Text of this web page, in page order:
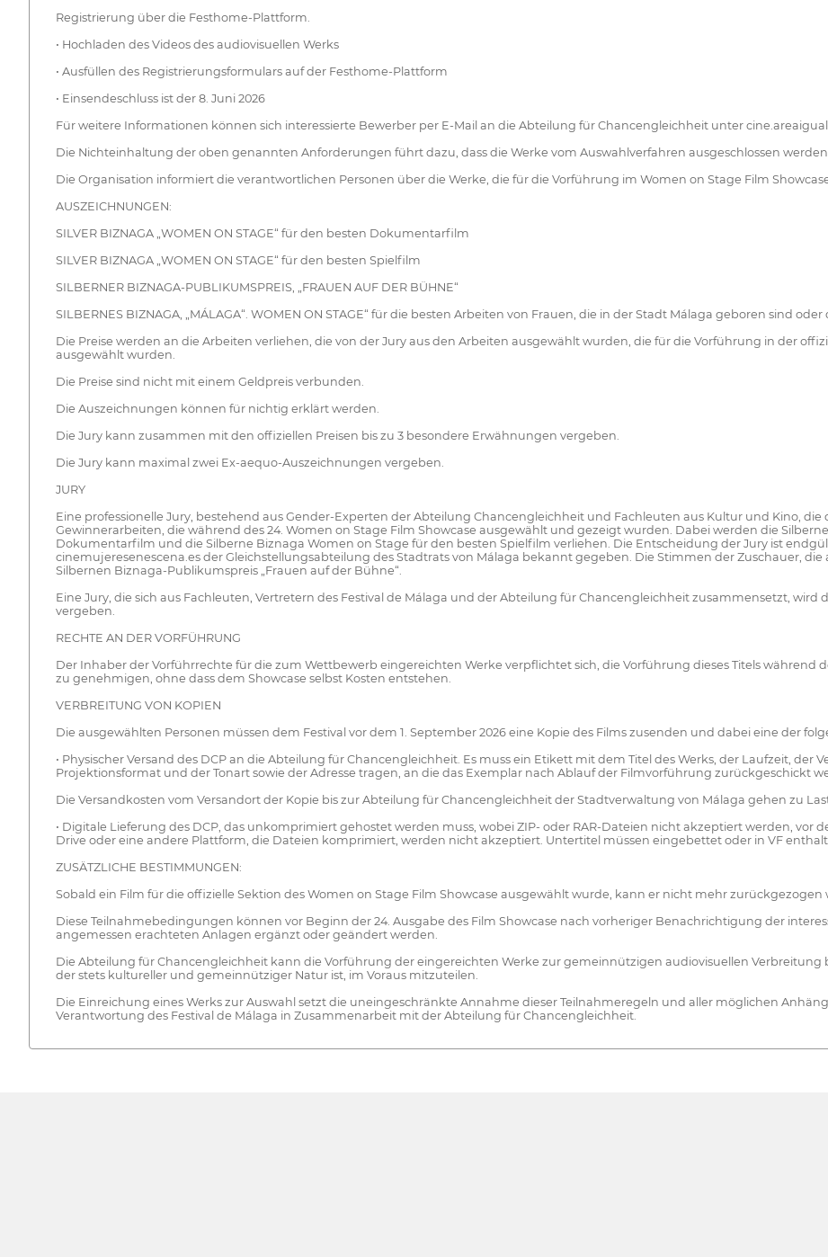
Registrierung über die Festhome-Plattform.
• Hochladen des Videos des audiovisuellen Werks
• Ausfüllen des Registrierungsformulars auf der Festhome-Plattform
• Einsendeschluss ist der 8. Juni 2026
Für weitere Informationen können sich interessierte Bewerber per E-Mail an die Abteilung für Chancengleichheit unter
Die Nichteinhaltung der oben genannten Anforderungen führt dazu, dass die Werke vom Auswahlverfahren ausgeschlossen
Die Organisation informiert die verantwortlichen Personen über die Werke, die für die Vorführung im Women on Stage Film
AUSZEICHNUNGEN:
SILVER BIZNAGA „WOMEN ON STAGE“ für den besten Dokumentarfilm
SILVER BIZNAGA „WOMEN ON STAGE“ für den besten Spielfilm
SILBERNER BIZNAGA-PUBLIKUMSPREIS, „FRAUEN AUF DER BÜHNE“
SILBERNES BIZNAGA, „MÁLAGA“. WOMEN ON STAGE“ für die besten Arbeiten von Frauen, die in der Stadt Málaga geboren sind
Die Preise werden an die Arbeiten verliehen, die von der Jury aus den Arbeiten ausgewählt wurden, die für die Vorführung in der
ausgewählt wurden.
Die Preise sind nicht mit einem Geldpreis verbunden.
Die Auszeichnungen können für nichtig erklärt werden.
Die Jury kann zusammen mit den offiziellen Preisen bis zu 3 besondere Erwähnungen vergeben.
Die Jury kann maximal zwei Ex-aequo-Auszeichnungen vergeben.
JURY
Eine professionelle Jury, bestehend aus Gender-Experten der Abteilung Chancengleichheit und Fachleuten aus Kultur und Kino,
Gewinnerarbeiten, die während des 24. Women on Stage Film Showcase ausgewählt und gezeigt wurden. Dabei werden die
Dokumentarfilm und die Silberne Biznaga Women on Stage für den besten Spielfilm verliehen. Die Entscheidung der Jury ist
cinemujeresenescena.es der Gleichstellungsabteilung des Stadtrats von Málaga bekannt gegeben. Die Stimmen der Zuschauer,
Silbernen Biznaga-Publikumspreis „Frauen auf der Bühne“.
Eine Jury, die sich aus Fachleuten, Vertretern des Festival de Málaga und der Abteilung für Chancengleichheit zusammensetzt, wird
vergeben.
RECHTE AN DER VORFÜHRUNG
Der Inhaber der Vorführrechte für die zum Wettbewerb eingereichten Werke verpflichtet sich, die Vorführung dieses Titels während
zu genehmigen, ohne dass dem Showcase selbst Kosten entstehen.
VERBREITUNG VON KOPIEN
Die ausgewählten Personen müssen dem Festival vor dem 1. September 2026 eine Kopie des Films zusenden und dabei eine der
• Physischer Versand des DCP an die Abteilung für Chancengleichheit. Es muss ein Etikett mit dem Titel des Werks, der Laufzeit, der
Projektionsformat und der Tonart sowie der Adresse tragen, an die das Exemplar nach Ablauf der Filmvorführung zurückgeschickt
Die Versandkosten vom Versandort der Kopie bis zur Abteilung für Chancengleichheit der Stadtverwaltung von Málaga gehen zu
• Digitale Lieferung des DCP, das unkomprimiert gehostet werden muss, wobei ZIP- oder RAR-Dateien nicht akzeptiert werden, vor
Drive oder eine andere Plattform, die Dateien komprimiert, werden nicht akzeptiert. Untertitel müssen eingebettet oder in VF
ZUSÄTZLICHE BESTIMMUNGEN:
Sobald ein Film für die offizielle Sektion des Women on Stage Film Showcase ausgewählt wurde, kann er nicht mehr zurückgezogen
Diese Teilnahmebedingungen können vor Beginn der 24. Ausgabe des Film Showcase nach vorheriger Benachrichtigung der
angemessen erachteten Anlagen ergänzt oder geändert werden.
Die Abteilung für Chancengleichheit kann die Vorführung der eingereichten Werke zur gemeinnützigen audiovisuellen Verbreitung
der stets kultureller und gemeinnütziger Natur ist, im Voraus mitzuteilen.
Die Einreichung eines Werks zur Auswahl setzt die uneingeschränkte Annahme dieser Teilnahmeregeln und aller möglichen
Verantwortung des Festival de Málaga in Zusammenarbeit mit der Abteilung für Chancengleichheit.